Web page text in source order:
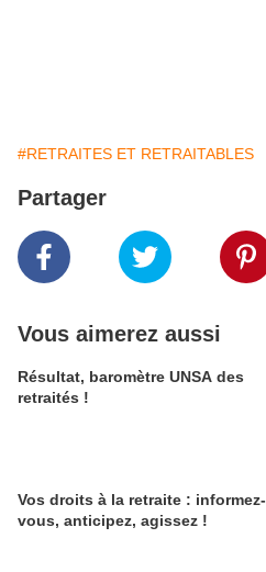
#RETRAITES ET RETRAITABLES
Partager
Vous aimerez aussi
Résultat, baromètre UNSA des
retraités !
Vos droits à la retraite : informez-
vous, anticipez, agissez !